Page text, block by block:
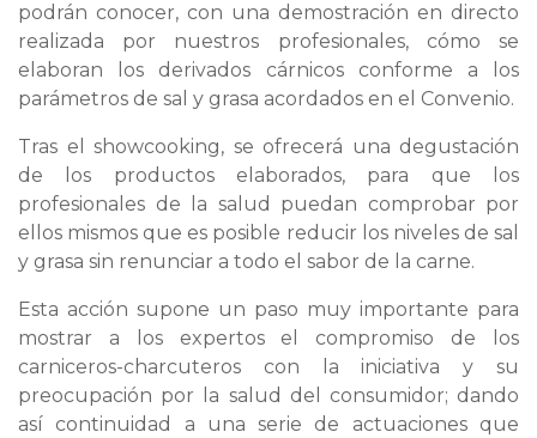
podrán conocer, con una demostración en directo
realizada por nuestros profesionales, cómo se
elaboran los derivados cárnicos conforme a los
parámetros de sal y grasa acordados en el Convenio.
Tras el showcooking, se ofrecerá una degustación
de los productos elaborados, para que los
profesionales de la salud puedan comprobar por
ellos mismos que es posible reducir los niveles de sal
y grasa sin renunciar a todo el sabor de la carne.
Esta acción supone un paso muy importante para
mostrar a los expertos el compromiso de los
carniceros-charcuteros con la iniciativa y su
preocupación por la salud del consumidor; dando
así continuidad a una serie de actuaciones que